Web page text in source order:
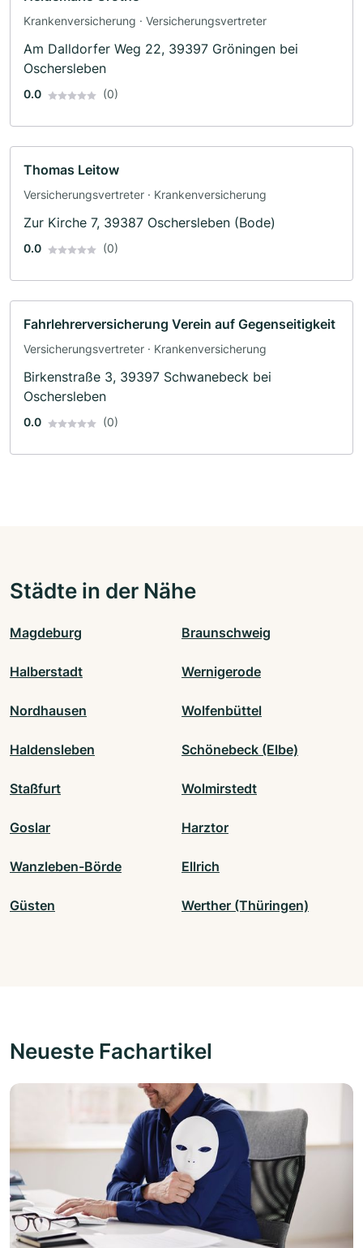
Krankenversicherung · Versicherungsvertreter
Am Dalldorfer Weg 22, 39397 Gröningen bei
Oschersleben
0.0 (0)
Thomas Leitow
Versicherungsvertreter · Krankenversicherung
Zur Kirche 7, 39387 Oschersleben (Bode)
0.0 (0)
Fahrlehrerversicherung Verein auf Gegenseitigkeit
Versicherungsvertreter · Krankenversicherung
Birkenstraße 3, 39397 Schwanebeck bei
Oschersleben
0.0 (0)
Städte in der Nähe
Magdeburg Braunschweig
Halberstadt Wernigerode
Nordhausen Wolfenbüttel
Haldensleben Schönebeck (Elbe)
Staßfurt Wolmirstedt
Goslar Harztor
Wanzleben-Börde Ellrich
Güsten Werther (Thüringen)
Neueste Fachartikel